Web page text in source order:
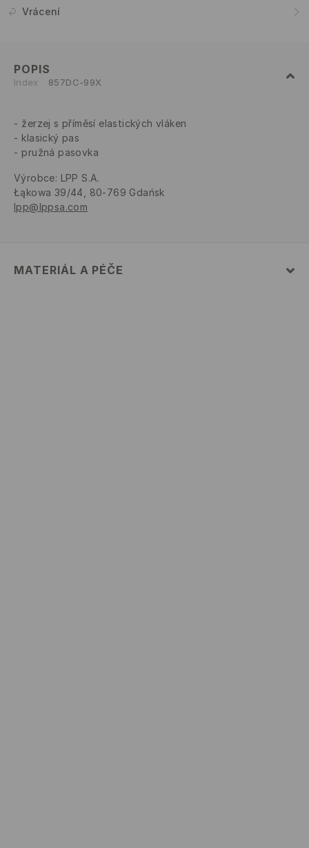
Vrácení
POPIS
Index 857DC-99X
žerzej s příměsí elastických vláken
klasický pas
pružná pasovka
Výrobce: LPP S.A.
Łąkowa 39/44, 80-769 Gdańsk
lpp@lppsa.com
MATERIÁL A PÉČE